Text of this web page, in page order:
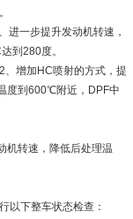
进一步提升发动机转速，
到280度。
、增加HC喷射的方式，提
度到600℃附近，DPF中
机转速，降低后处理温
以下整车状态检查：